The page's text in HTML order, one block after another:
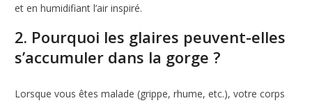
et en humidifiant l’air inspiré.
2. Pourquoi les glaires peuvent-elles
s’accumuler dans la gorge ?
Lorsque vous êtes malade (grippe, rhume, etc.), votre corps